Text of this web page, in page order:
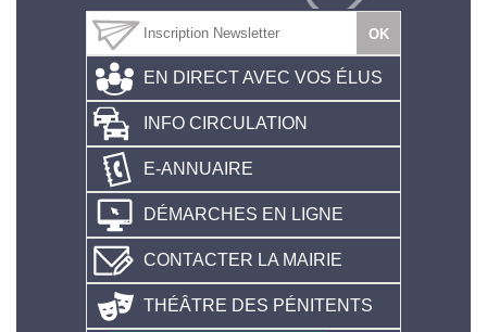
EN DIRECT AVEC VOS ÉLUS
INFO CIRCULATION
E-ANNUAIRE
DÉMARCHES EN LIGNE
CONTACTER LA MAIRIE
THÉÂTRE DES PÉNITENTS